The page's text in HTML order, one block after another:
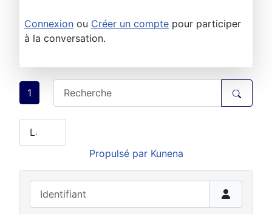
Connexion ou Créer un compte pour participer
à la conversation.
1
Propulsé par Kunena